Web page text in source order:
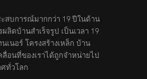
สบการณ์มากกว่า 19 ปีในด้าน
ลิตบ้านสำเร็จรูป เป็นเวลา 19
เนอร์ โครงสร้างเหล็ก บ้าน
ลื่อนที่ของเราได้ถูกจำหน่ายไป
ศทั่วโลก